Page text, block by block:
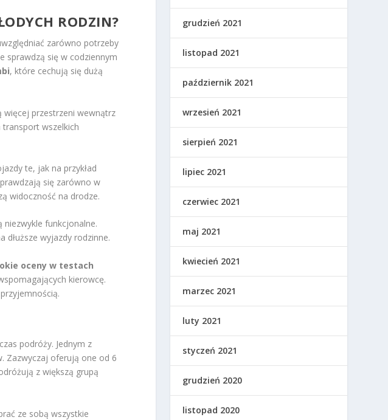
RODZIN?
zarówno potrzeby
sprawdzą się w codziennym
, które cechują się dużą
więcej przestrzeni wewnątrz
transport wszelkich
te, jak na przykład
się zarówno w
widoczność na drodze.
funkcjonalne.
wyjazdy rodzinne.
oceny w testach
kierowcę.
podróży. Jednym z
Zazwyczaj oferują one od 6
z większą grupą
ze sobą wszystkie
grudzień 2021
listopad 2021
październik 2021
wrzesień 2021
sierpień 2021
lipiec 2021
czerwiec 2021
maj 2021
kwiecień 2021
marzec 2021
luty 2021
styczeń 2021
grudzień 2020
listopad 2020